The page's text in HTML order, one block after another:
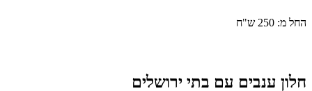
החל מ: 250 ש"ח
חלון ענבים עם בתי ירושלים